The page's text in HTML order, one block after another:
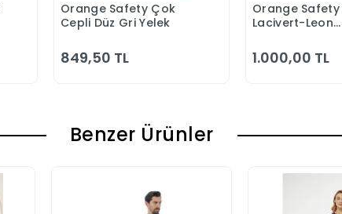
Sepete Ekle
Orange Safety Çok
Cepli Düz Gri Yelek
849,50 TL
Orange Safety
Lacivert-Leon
1.000,00 TL
Benzer Ürünler